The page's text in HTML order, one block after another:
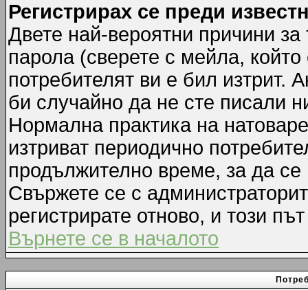
Регистрирах се преди
Двете най-вероятни причини
парола (сверете с мейла,
потребителят ви е бил изтрит.
би случайно да не сте писали
Нормална практика на
изтриват периодично
продължително време, за да
Свържете се с
регистрирате отново, и този
Върнете се в началото